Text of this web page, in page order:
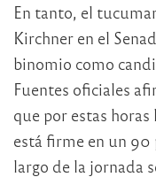
En tanto, el
Kirchner en el
binomio como
Fuentes oficiales
que por estas
está firme en un 90
largo de la jornada